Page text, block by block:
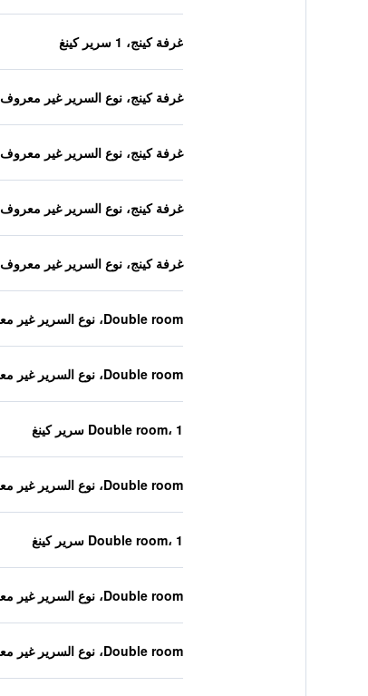
غرفة كينج، 1 سرير كينغ
غرفة كينج، نوع السرير غير معروف
غرفة كينج، نوع السرير غير معروف
غرفة كينج، نوع السرير غير معروف
غرفة كينج، نوع السرير غير معروف
Double room، نوع السرير غير معروف
Double room، نوع السرير غير معروف
Double room، 1 سرير كينغ
Double room، نوع السرير غير معروف
Double room، 1 سرير كينغ
Double room، نوع السرير غير معروف
Double room، نوع السرير غير معروف